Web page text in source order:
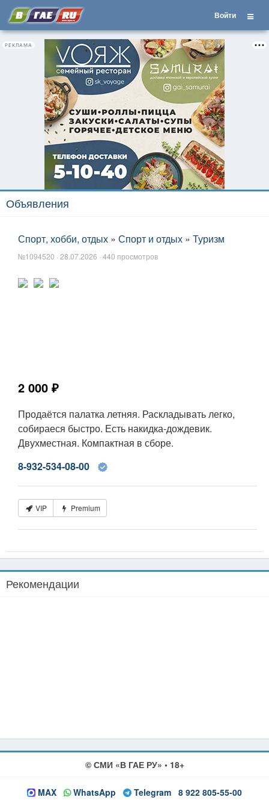
Войти
РЕКЛАМА
Объявления
Спорт, хобби, отдых » Спорт и отдых » Туризм
№1094520 · 28.07.2026 · 440 просмотров
2 000 ₽
Продаётся палатка летняя. Раскладывать легко,
собираеся быстро. Есть накидка-дождевик.
Двухместная. Компактная в сборе.
8-932-534-08-00
VIP Premium
Рекомендации
© СМИ «В ГАЕ РУ» • 18+
MAX WhatsApp Telegram 8 922 805-55-00